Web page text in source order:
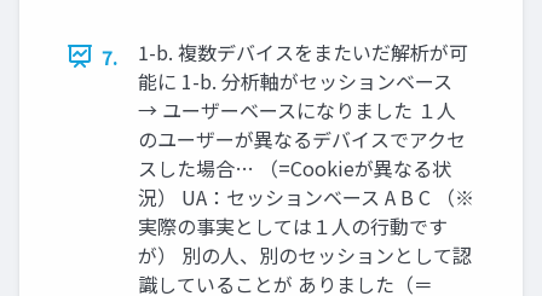
7.
1-b. 複数デバイスをまたいだ解析が可
能に 1-b. 分析軸がセッションベース
→ ユーザーベースになりました １人
のユーザーが異なるデバイスでアクセ
スした場合… （=Cookieが異なる状
況） UA：セッションベース A B C （※
実際の事実としては１人の行動です
が） 別の人、別のセッションとして認
識していることが ありました（＝